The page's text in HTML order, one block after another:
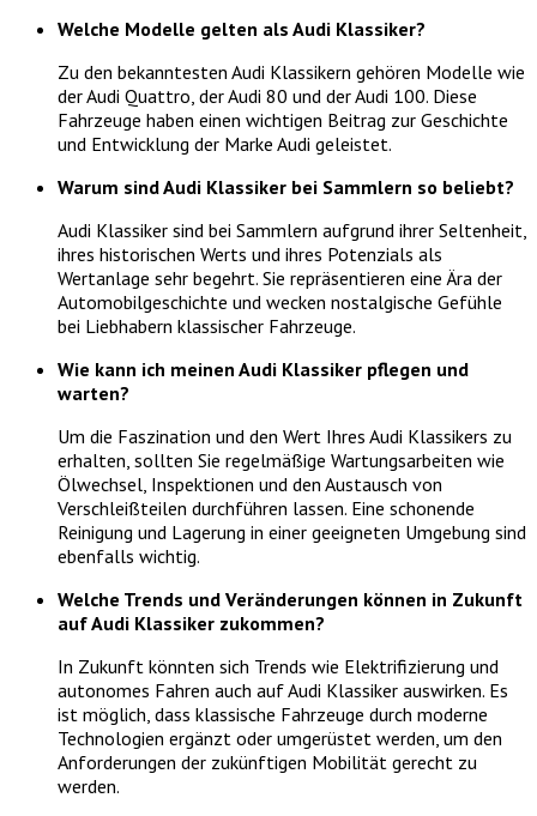
Welche Modelle gelten als Audi Klassiker?
Zu den bekanntesten Audi Klassikern gehören Modelle wie
der Audi Quattro, der Audi 80 und der Audi 100. Diese
Fahrzeuge haben einen wichtigen Beitrag zur Geschichte
und Entwicklung der Marke Audi geleistet.
Warum sind Audi Klassiker bei Sammlern so beliebt?
Audi Klassiker sind bei Sammlern aufgrund ihrer Seltenheit,
ihres historischen Werts und ihres Potenzials als
Wertanlage sehr begehrt. Sie repräsentieren eine Ära der
Automobilgeschichte und wecken nostalgische Gefühle
bei Liebhabern klassischer Fahrzeuge.
Wie kann ich meinen Audi Klassiker pflegen und
warten?
Um die Faszination und den Wert Ihres Audi Klassikers zu
erhalten, sollten Sie regelmäßige Wartungsarbeiten wie
Ölwechsel, Inspektionen und den Austausch von
Verschleißteilen durchführen lassen. Eine schonende
Reinigung und Lagerung in einer geeigneten Umgebung sind
ebenfalls wichtig.
Welche Trends und Veränderungen können in Zukunft
auf Audi Klassiker zukommen?
In Zukunft könnten sich Trends wie Elektrifizierung und
autonomes Fahren auch auf Audi Klassiker auswirken. Es
ist möglich, dass klassische Fahrzeuge durch moderne
Technologien ergänzt oder umgerüstet werden, um den
Anforderungen der zukünftigen Mobilität gerecht zu
werden.